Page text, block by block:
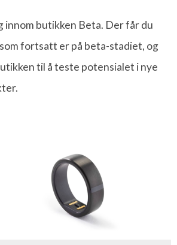
innom butikken Beta. Der får du
fortsatt er på beta-stadiet, og
til å teste potensialet i nye